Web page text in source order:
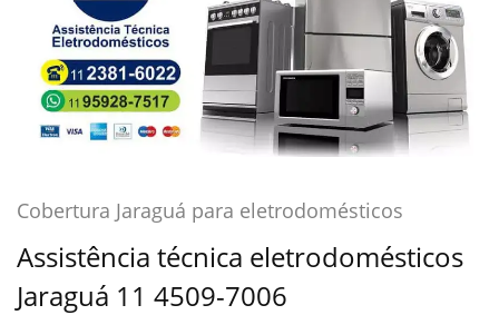
Cobertura Jaraguá para eletrodomésticos
Assistência técnica eletrodomésticos
Jaraguá 11 4509-7006